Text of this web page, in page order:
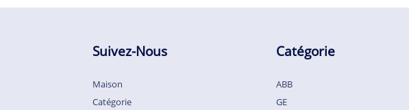
Suivez-Nous
Maison
Catégorie
Catégorie
ABB
GE